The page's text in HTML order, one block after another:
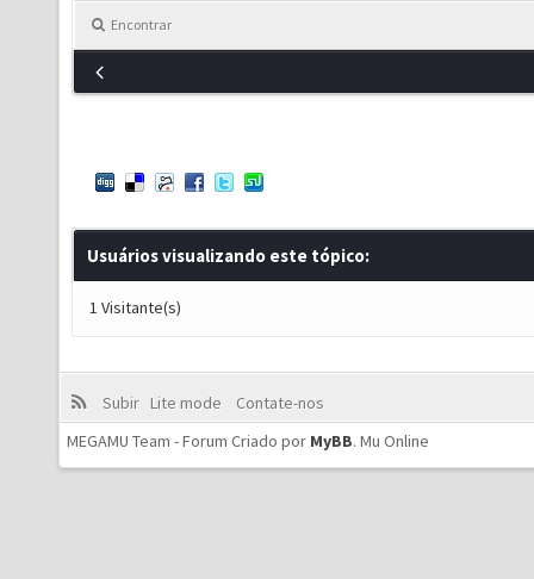
Encontrar
Usuários visualizando este tópico:
1 Visitante(s)
Subir Lite mode
Contate-nos
MEGAMU Team - Forum Criado por MyBB. Mu Online